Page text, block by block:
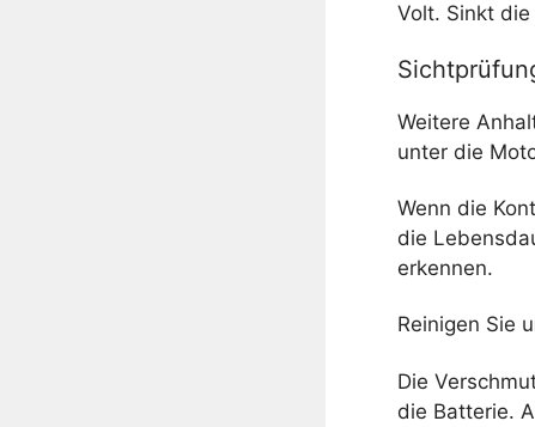
Volt. Sinkt
Weitere
unter die
Wenn die
die
erkennen.
Reinigen Sie
Die
die Batterie.